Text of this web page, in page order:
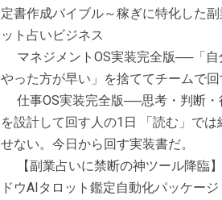
定書作成バイブル～稼ぎに特化した副
ット占いビジネス
マネジメントOS実装完全版──「自
やった方が早い」を捨ててチームで回
仕事OS実装完全版──思考・判断・
を設計して回す人の1日 「読む」では
せない。今日から回す実装書だ。
【副業占いに禁断の神ツール降臨
ドウAIタロット鑑定自動化パッケージ